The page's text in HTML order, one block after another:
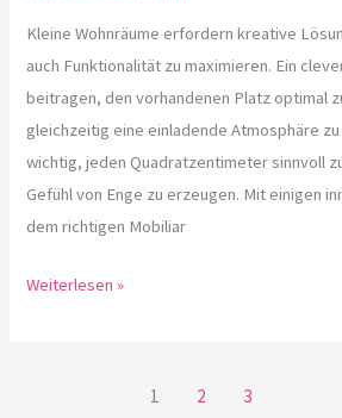
Kleine Wohnräume erfordern kreative
auch Funktionalität zu maximieren. Ein
beitragen, den vorhandenen Platz optimal
gleichzeitig eine einladende Atmosphäre
wichtig, jeden Quadratzentimeter sinnvoll
Gefühl von Enge zu erzeugen. Mit einigen
dem richtigen Mobiliar
Weiterlesen »
1 2 3